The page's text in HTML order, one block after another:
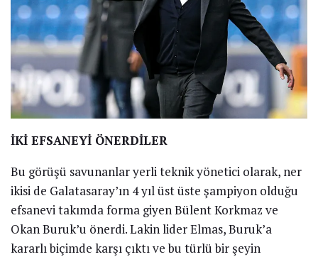
İKİ EFSANEYİ ÖNERDİLER
Bu görüşü savunanlar yerli teknik yönetici olarak, ner
ikisi de Galatasaray’ın 4 yıl üst üste şampiyon olduğu
efsanevi takımda forma giyen Bülent Korkmaz ve
Okan Buruk’u önerdi. Lakin lider Elmas, Buruk’a
kararlı biçimde karşı çıktı ve bu türlü bir şeyin